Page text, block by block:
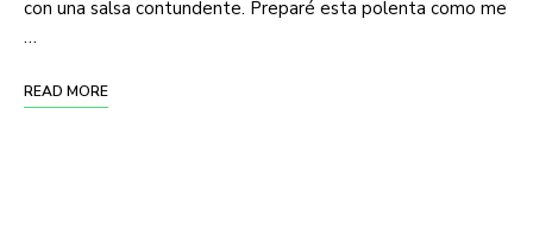
con una salsa contundente. Preparé esta polenta como me
…
READ MORE